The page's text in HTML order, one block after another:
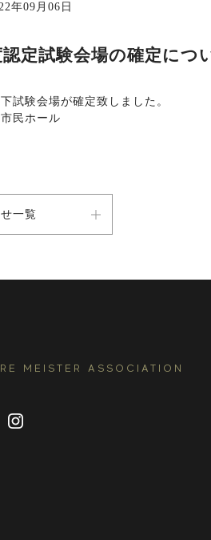
年09月06日
定試験会場の確定につ
試験会場が確定致しました。
民ホール
一覧
MEISTER ASSOCIATION